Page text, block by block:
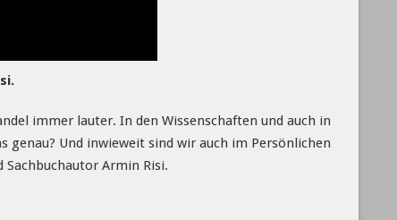
immer lauter. In den Wissenschaften und auch in
genau? Und inwieweit sind wir auch im Persönlichen
Armin Risi.